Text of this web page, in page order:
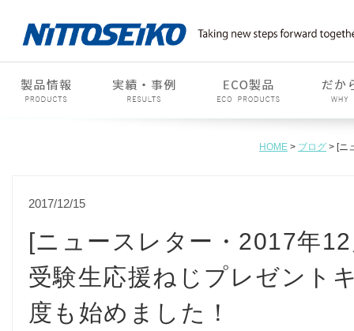
HOME > ブログ > [ニ
2017/12/15
[ニュースレター・2017年
受験生応援ねじプレゼント
度も始めました！